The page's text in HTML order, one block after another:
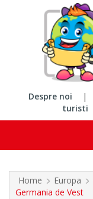
Despre noi |
turisti
Home Europa
Germania de Vest